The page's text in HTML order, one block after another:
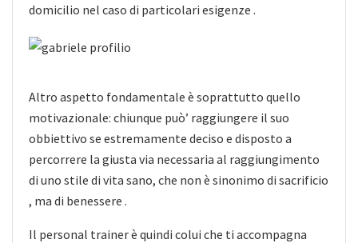
domicilio nel caso di particolari esigenze .
Altro aspetto fondamentale è soprattutto quello
motivazionale: chiunque può’ raggiungere il suo
obbiettivo se estremamente deciso e disposto a
percorrere la giusta via necessaria al raggiungimento
di uno stile di vita sano, che non è sinonimo di sacrificio
, ma di benessere .
Il personal trainer è quindi colui che ti accompagna